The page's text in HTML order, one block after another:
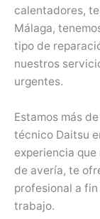
calentadores,
Málaga,
tipo de
nuestros
urgentes.
Estamos más
técnico Daitsu
experiencia
de avería, te
profesional a
trabajo.